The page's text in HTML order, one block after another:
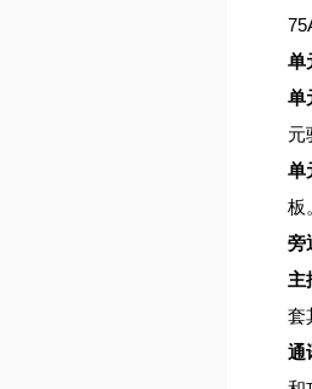
单
单
元
单
板
旁
主
套
通